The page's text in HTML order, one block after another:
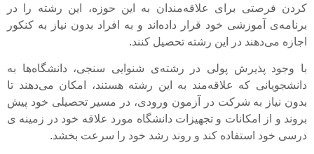
کردن فرصتی برای علاقه‌مندان به این حوزه، این رشته را در
برنامه‌ی آموزشی خود قرار داده‌اند و به افراد بدون نیاز به کنکور
اجازه می‌دهند در این رشته تحصیل کنند.
با وجود پذیرش پولی در رشته‌ی شنوایی سنجی، دانشگاه‌ها به
دانشجویانی که علاقه‌مند به این رشته هستند، امکان می‌دهند تا
بدون نیاز به شرکت در آزمون ورودی، در مسیر تحصیلی خود پیش
بروند و از امکانات و تجهیزات دانشگاه مورد علاقه خود در زمینه ی
درسی خود استفاده کند و روند رشد خود را سرعت بخشد.